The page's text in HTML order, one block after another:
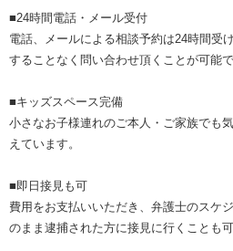
■24時間電話・メール受付
電話、メールによる相談予約は24時間受
することなく問い合わせ頂くことが可能で
■キッズスペース完備
小さなお子様連れのご本人・ご家族でも
えています。
■即日接見も可
費用をお支払いいただき、弁護士のスケ
のまま逮捕された方に接見に行くことも可